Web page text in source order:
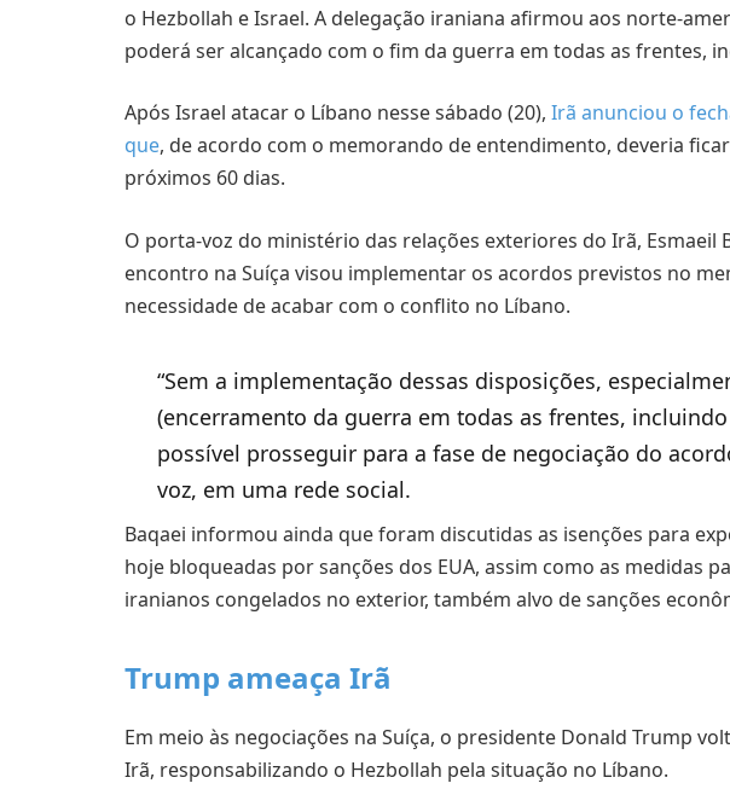
o Hezbollah e Israel. A delegação iraniana afirmou aos norte-
poderá ser alcançado com o fim da guerra em todas as frentes,
Após Israel atacar o Líbano nesse sábado (20), Irã anunciou o
que, de acordo com o memorando de entendimento, deveria
próximos 60 dias.
O porta-voz do ministério das relações exteriores do Irã, Esmaeil
encontro na Suíça visou implementar os acordos previstos no
necessidade de acabar com o conflito no Líbano.
“Sem a implementação dessas disposições,
(encerramento da guerra em todas as frentes,
possível prosseguir para a fase de negociação do
voz, em uma rede social.
Baqaei informou ainda que foram discutidas as isenções para
hoje bloqueadas por sanções dos EUA, assim como as medidas
iranianos congelados no exterior, também alvo de sanções
Trump ameaça Irã
Em meio às negociações na Suíça, o presidente Donald Trump
Irã, responsabilizando o Hezbollah pela situação no Líbano.